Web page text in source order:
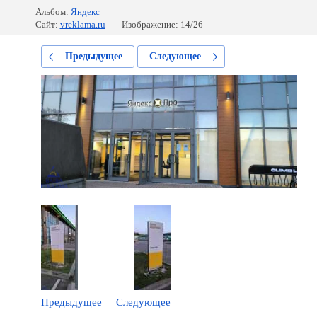
Альбом: Яндекс
Сайт: vreklama.ru Изображение: 14/26
Предыдущее Следующее
Предыдущее Следующее